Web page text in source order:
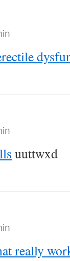
uuttwxd
really